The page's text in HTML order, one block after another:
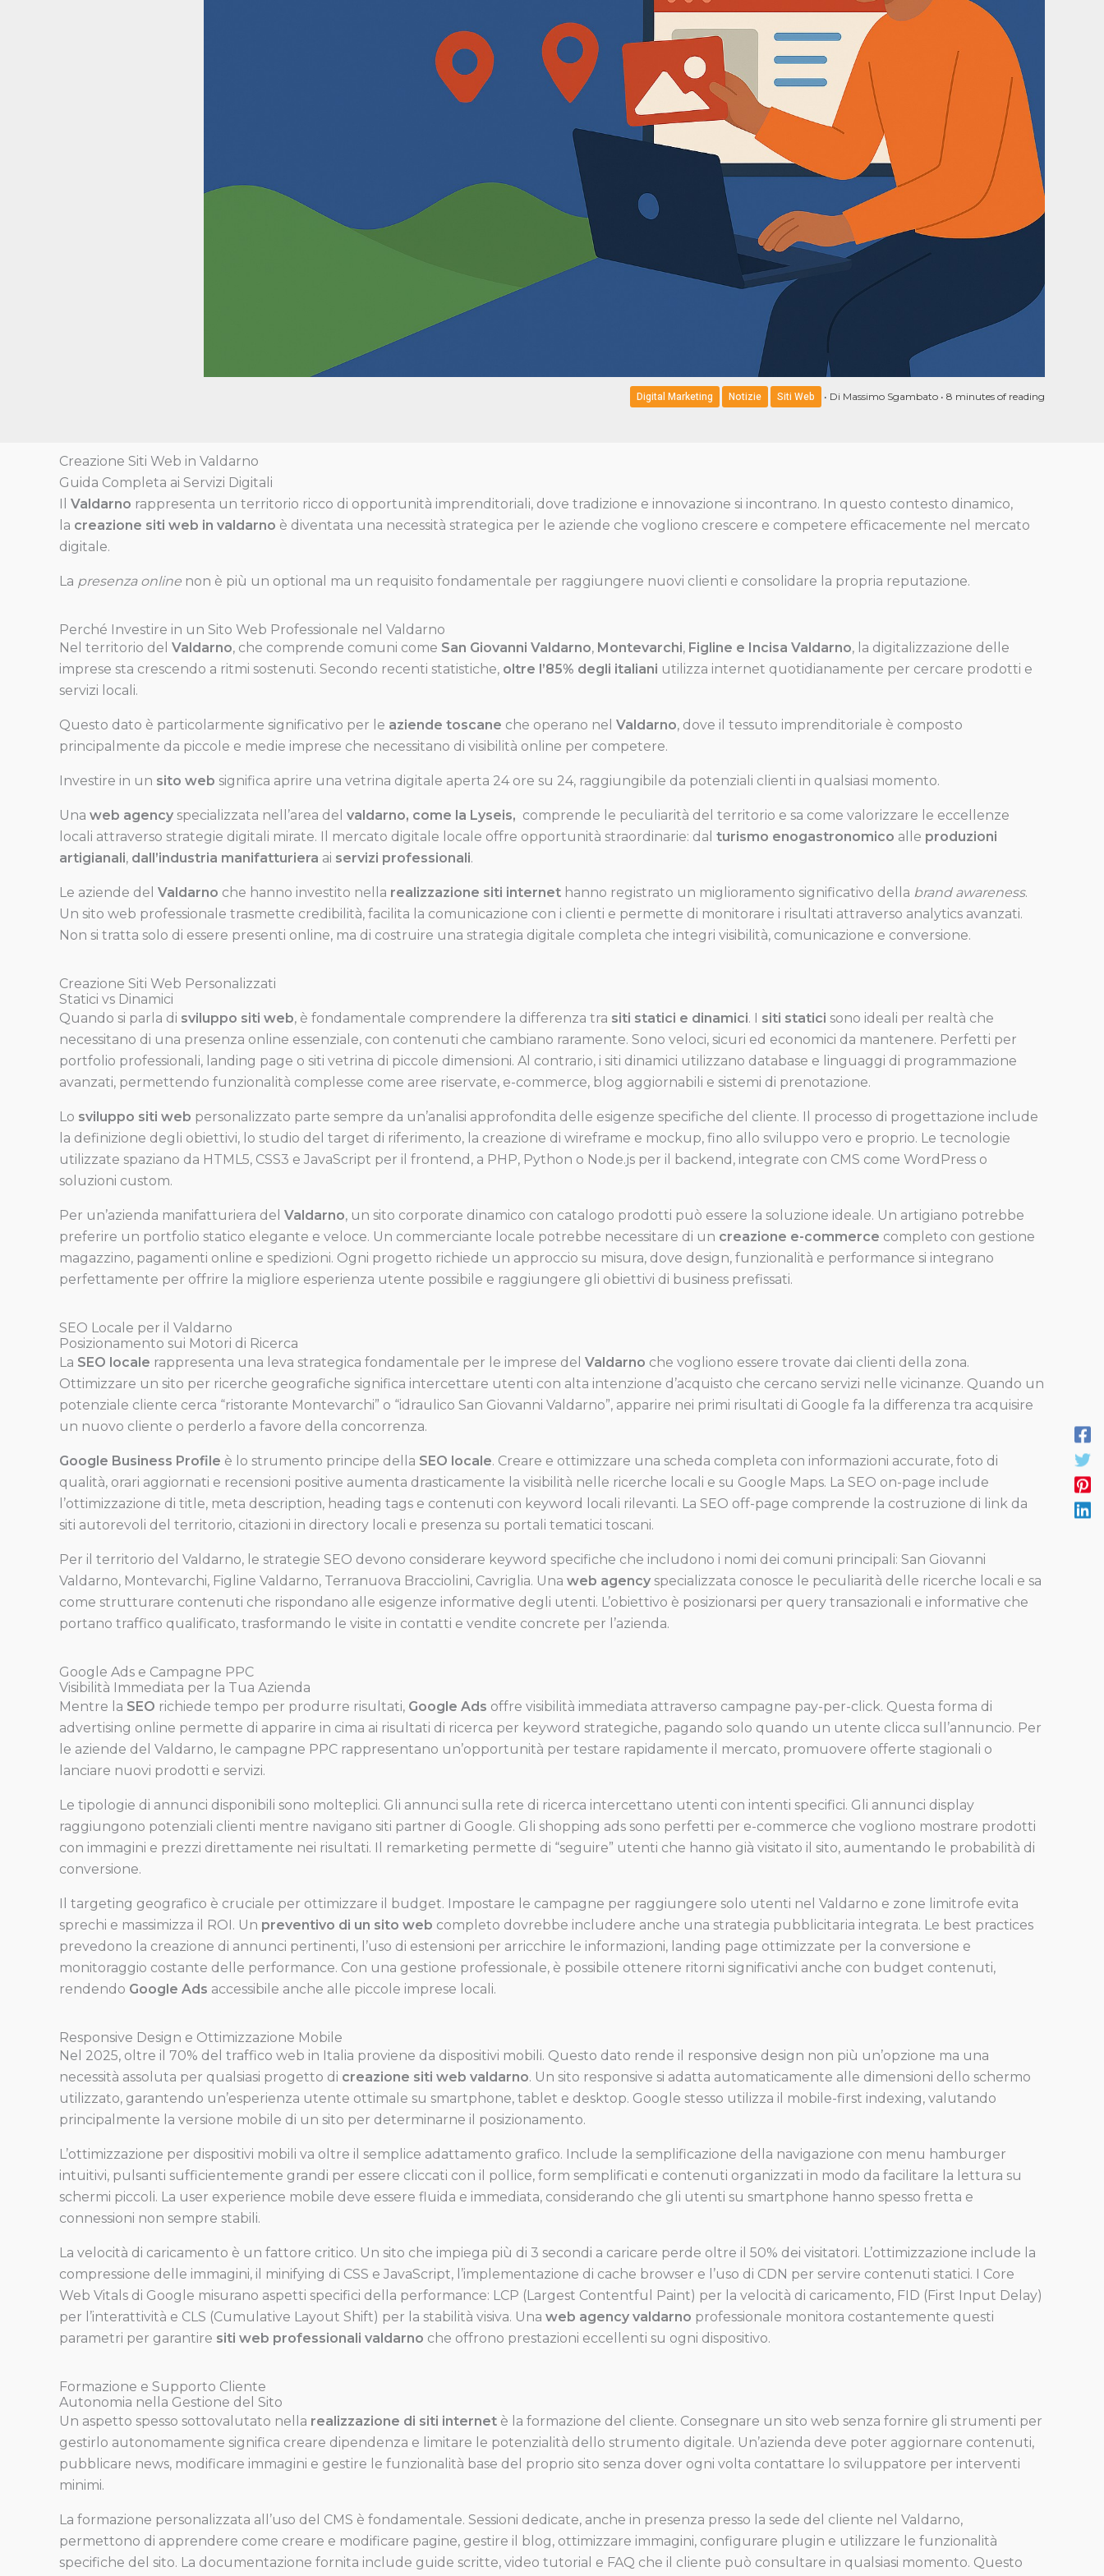
Digital Marketing Notizie Siti Web • Di Massimo Sgambato • 8 minutes of reading
Creazione Siti Web in Valdarno
Guida Completa ai Servizi Digitali
Il Valdarno rappresenta un territorio ricco di opportunità imprenditoriali, dove tradizione e innovazione si incontrano. In questo contesto dinamico,
la creazione siti web in valdarno è diventata una necessità strategica per le aziende che vogliono crescere e competere efficacemente nel mercato
digitale.
La presenza online non è più un optional ma un requisito fondamentale per raggiungere nuovi clienti e consolidare la propria reputazione.
Perché Investire in un Sito Web Professionale nel Valdarno
Nel territorio del Valdarno, che comprende comuni come San Giovanni Valdarno, Montevarchi, Figline e Incisa Valdarno, la digitalizzazione delle
imprese sta crescendo a ritmi sostenuti. Secondo recenti statistiche, oltre l’85% degli italiani utilizza internet quotidianamente per cercare prodotti e
servizi locali.
Questo dato è particolarmente significativo per le aziende toscane che operano nel Valdarno, dove il tessuto imprenditoriale è composto
principalmente da piccole e medie imprese che necessitano di visibilità online per competere.
Investire in un sito web significa aprire una vetrina digitale aperta 24 ore su 24, raggiungibile da potenziali clienti in qualsiasi momento.
Una web agency specializzata nell’area del valdarno, come la Lyseis, comprende le peculiarità del territorio e sa come valorizzare le eccellenze
locali attraverso strategie digitali mirate. Il mercato digitale locale offre opportunità straordinarie: dal turismo enogastronomico alle produzioni
artigianali, dall’industria manifatturiera ai servizi professionali.
Le aziende del Valdarno che hanno investito nella realizzazione siti internet hanno registrato un miglioramento significativo della brand awareness.
Un sito web professionale trasmette credibilità, facilita la comunicazione con i clienti e permette di monitorare i risultati attraverso analytics avanzati.
Non si tratta solo di essere presenti online, ma di costruire una strategia digitale completa che integri visibilità, comunicazione e conversione.
Creazione Siti Web Personalizzati
Statici vs Dinamici
Quando si parla di sviluppo siti web, è fondamentale comprendere la differenza tra siti statici e dinamici. I siti statici sono ideali per realtà che
necessitano di una presenza online essenziale, con contenuti che cambiano raramente. Sono veloci, sicuri ed economici da mantenere. Perfetti per
portfolio professionali, landing page o siti vetrina di piccole dimensioni. Al contrario, i siti dinamici utilizzano database e linguaggi di programmazione
avanzati, permettendo funzionalità complesse come aree riservate, e-commerce, blog aggiornabili e sistemi di prenotazione.
Lo sviluppo siti web personalizzato parte sempre da un’analisi approfondita delle esigenze specifiche del cliente. Il processo di progettazione include
la definizione degli obiettivi, lo studio del target di riferimento, la creazione di wireframe e mockup, fino allo sviluppo vero e proprio. Le tecnologie
utilizzate spaziano da HTML5, CSS3 e JavaScript per il frontend, a PHP, Python o Node.js per il backend, integrate con CMS come WordPress o
soluzioni custom.
Per un’azienda manifatturiera del Valdarno, un sito corporate dinamico con catalogo prodotti può essere la soluzione ideale. Un artigiano potrebbe
preferire un portfolio statico elegante e veloce. Un commerciante locale potrebbe necessitare di un creazione e-commerce completo con gestione
magazzino, pagamenti online e spedizioni. Ogni progetto richiede un approccio su misura, dove design, funzionalità e performance si integrano
perfettamente per offrire la migliore esperienza utente possibile e raggiungere gli obiettivi di business prefissati.
SEO Locale per il Valdarno
Posizionamento sui Motori di Ricerca
La SEO locale rappresenta una leva strategica fondamentale per le imprese del Valdarno che vogliono essere trovate dai clienti della zona.
Ottimizzare un sito per ricerche geografiche significa intercettare utenti con alta intenzione d’acquisto che cercano servizi nelle vicinanze. Quando un
potenziale cliente cerca “ristorante Montevarchi” o “idraulico San Giovanni Valdarno”, apparire nei primi risultati di Google fa la differenza tra acquisire
un nuovo cliente o perderlo a favore della concorrenza.
Google Business Profile è lo strumento principe della SEO locale. Creare e ottimizzare una scheda completa con informazioni accurate, foto di
qualità, orari aggiornati e recensioni positive aumenta drasticamente la visibilità nelle ricerche locali e su Google Maps. La SEO on-page include
l’ottimizzazione di title, meta description, heading tags e contenuti con keyword locali rilevanti. La SEO off-page comprende la costruzione di link da
siti autorevoli del territorio, citazioni in directory locali e presenza su portali tematici toscani.
Per il territorio del Valdarno, le strategie SEO devono considerare keyword specifiche che includono i nomi dei comuni principali: San Giovanni
Valdarno, Montevarchi, Figline Valdarno, Terranuova Bracciolini, Cavriglia. Una web agency specializzata conosce le peculiarità delle ricerche locali e sa
come strutturare contenuti che rispondano alle esigenze informative degli utenti. L’obiettivo è posizionarsi per query transazionali e informative che
portano traffico qualificato, trasformando le visite in contatti e vendite concrete per l’azienda.
Google Ads e Campagne PPC
Visibilità Immediata per la Tua Azienda
Mentre la SEO richiede tempo per produrre risultati, Google Ads offre visibilità immediata attraverso campagne pay-per-click. Questa forma di
advertising online permette di apparire in cima ai risultati di ricerca per keyword strategiche, pagando solo quando un utente clicca sull’annuncio. Per
le aziende del Valdarno, le campagne PPC rappresentano un’opportunità per testare rapidamente il mercato, promuovere offerte stagionali o
lanciare nuovi prodotti e servizi.
Le tipologie di annunci disponibili sono molteplici. Gli annunci sulla rete di ricerca intercettano utenti con intenti specifici. Gli annunci display
raggiungono potenziali clienti mentre navigano siti partner di Google. Gli shopping ads sono perfetti per e-commerce che vogliono mostrare prodotti
con immagini e prezzi direttamente nei risultati. Il remarketing permette di “seguire” utenti che hanno già visitato il sito, aumentando le probabilità di
conversione.
Il targeting geografico è cruciale per ottimizzare il budget. Impostare le campagne per raggiungere solo utenti nel Valdarno e zone limitrofe evita
sprechi e massimizza il ROI. Un preventivo di un sito web completo dovrebbe includere anche una strategia pubblicitaria integrata. Le best practices
prevedono la creazione di annunci pertinenti, l’uso di estensioni per arricchire le informazioni, landing page ottimizzate per la conversione e
monitoraggio costante delle performance. Con una gestione professionale, è possibile ottenere ritorni significativi anche con budget contenuti,
rendendo Google Ads accessibile anche alle piccole imprese locali.
Responsive Design e Ottimizzazione Mobile
Nel 2025, oltre il 70% del traffico web in Italia proviene da dispositivi mobili. Questo dato rende il responsive design non più un’opzione ma una
necessità assoluta per qualsiasi progetto di creazione siti web valdarno. Un sito responsive si adatta automaticamente alle dimensioni dello schermo
utilizzato, garantendo un’esperienza utente ottimale su smartphone, tablet e desktop. Google stesso utilizza il mobile-first indexing, valutando
principalmente la versione mobile di un sito per determinarne il posizionamento.
L’ottimizzazione per dispositivi mobili va oltre il semplice adattamento grafico. Include la semplificazione della navigazione con menu hamburger
intuitivi, pulsanti sufficientemente grandi per essere cliccati con il pollice, form semplificati e contenuti organizzati in modo da facilitare la lettura su
schermi piccoli. La user experience mobile deve essere fluida e immediata, considerando che gli utenti su smartphone hanno spesso fretta e
connessioni non sempre stabili.
La velocità di caricamento è un fattore critico. Un sito che impiega più di 3 secondi a caricare perde oltre il 50% dei visitatori. L’ottimizzazione include la
compressione delle immagini, il minifying di CSS e JavaScript, l’implementazione di cache browser e l’uso di CDN per servire contenuti statici. I Core
Web Vitals di Google misurano aspetti specifici della performance: LCP (Largest Contentful Paint) per la velocità di caricamento, FID (First Input Delay)
per l’interattività e CLS (Cumulative Layout Shift) per la stabilità visiva. Una web agency valdarno professionale monitora costantemente questi
parametri per garantire siti web professionali valdarno che offrono prestazioni eccellenti su ogni dispositivo.
Formazione e Supporto Cliente
Autonomia nella Gestione del Sito
Un aspetto spesso sottovalutato nella realizzazione di siti internet è la formazione del cliente. Consegnare un sito web senza fornire gli strumenti per
gestirlo autonomamente significa creare dipendenza e limitare le potenzialità dello strumento digitale. Un’azienda deve poter aggiornare contenuti,
pubblicare news, modificare immagini e gestire le funzionalità base del proprio sito senza dover ogni volta contattare lo sviluppatore per interventi
minimi.
La formazione personalizzata all’uso del CMS è fondamentale. Sessioni dedicate, anche in presenza presso la sede del cliente nel Valdarno,
permettono di apprendere come creare e modificare pagine, gestire il blog, ottimizzare immagini, configurare plugin e utilizzare le funzionalità
specifiche del sito. La documentazione fornita include guide scritte, video tutorial e FAQ che il cliente può consultare in qualsiasi momento. Questo